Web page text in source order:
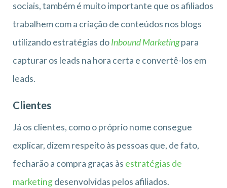
sociais, também é muito importante que os afiliados
trabalhem com a criação de conteúdos nos blogs
utilizando estratégias doInbound Marketingpara
capturar os leads na hora certa e convertê-los em
leads.
Clientes
Já os clientes, como o próprio nome consegue
explicar, dizem respeito às pessoas que, de fato,
fecharão a compra graças às estratégias de
marketingdesenvolvidas pelos afiliados.